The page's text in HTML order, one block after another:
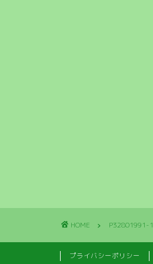
HOME P32801991-1
プライバシーポリシー